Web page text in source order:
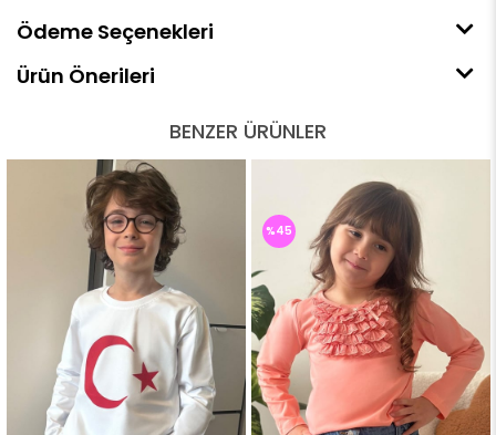
Ödeme Seçenekleri
Ürün Önerileri
BENZER ÜRÜNLER
%45